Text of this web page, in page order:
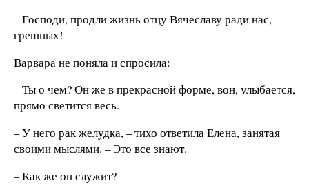
– Господи, продли жизнь отцу Вячеславу ради нас,
грешных!
Варвара не поняла и спросила:
– Ты о чем? Он же в прекрасной форме, вон, улыбается,
прямо светится весь.
– У него рак желудка, – тихо ответила Елена, занятая
своими мыслями. – Это все знают.
– Как же он служит?